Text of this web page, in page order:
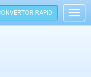
RAPID